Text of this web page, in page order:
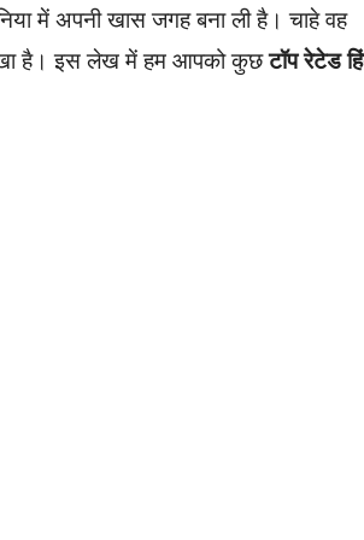
में अपनी खास जगह बना ली है। चाहे वह
रखा है। इस लेख में हम आपको कुछटॉप रेटेड